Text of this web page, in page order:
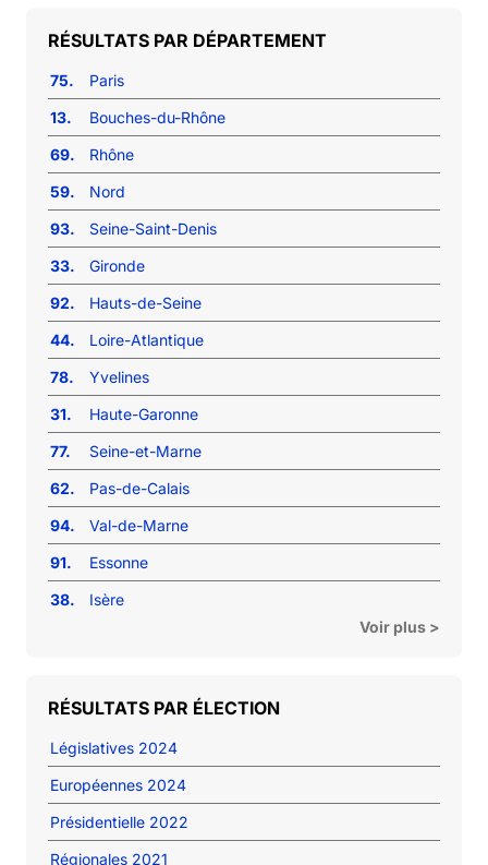
RÉSULTATS PAR DÉPARTEMENT
75.
Paris
13.
Bouches-du-Rhône
69.
Rhône
59.
Nord
93.
Seine-Saint-Denis
33.
Gironde
92.
Hauts-de-Seine
44.
Loire-Atlantique
78.
Yvelines
31.
Haute-Garonne
77.
Seine-et-Marne
62.
Pas-de-Calais
94.
Val-de-Marne
91.
Essonne
38.
Isère
Voir plus >
RÉSULTATS PAR ÉLECTION
Législatives 2024
Européennes 2024
Présidentielle 2022
Régionales 2021